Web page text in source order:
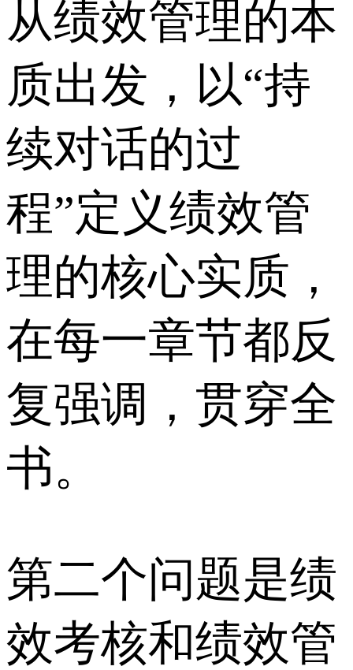
从绩效管理的本
质出发，以“持
续对话的过
程”定义绩效管
理的核心实质，
在每一章节都反
复强调，贯穿全
书。
第二个问题是绩
效考核和绩效管